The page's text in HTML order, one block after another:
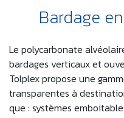
Bardage
Le polycarbonate
bardages verticaux et
Tolplex propose une
transparentes à
que : systèmes